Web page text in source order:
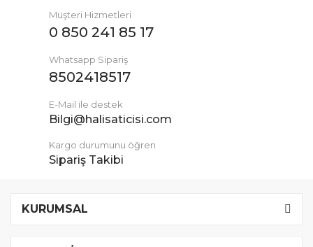
Müşteri Hizmetleri
0 850 241 85 17
Whatsapp Sipariş
8502418517
E-Mail ile destek
Bilgi@halisaticisi.com
Kargo durumunu öğren
Sipariş Takibi
KURUMSAL